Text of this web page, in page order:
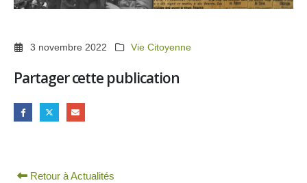
3 novembre 2022 Vie Citoyenne
Partager cette publication
Retour à Actualités